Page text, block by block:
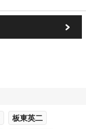
板東英二